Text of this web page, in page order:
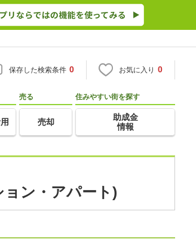
保存した検索条件 0 お気に入り 0
売る
売却
住みやすい街を探す
助成金
情報
ョン・アパート)